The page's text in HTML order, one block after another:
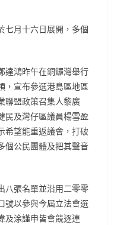
七月十六日展開，多個
達鴻昨午在銅鑼灣舉行
宣布參選港島區地區
聯盟政策召集人黎廣
民及灣仔區議員楊雪盈
希望能重返議會，打破
個公民團體及把其聲音
八張名單並沿用二零零
號以參與今屆立法會選
及涂謹申皆會競逐連